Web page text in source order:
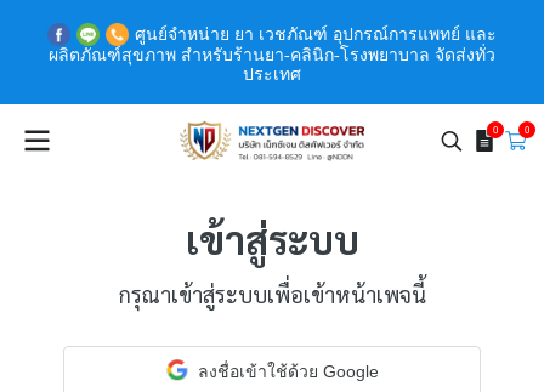
ศูนย์จำหน่าย ยา เวชภัณฑ์ อุปกรณ์การแพทย์ และ
ผลิตภัณฑ์สุขภาพ สำหรับร้านยา-คลินิก-โรงพยาบาล จัดส่งทั่ว
ประเทศ
0 0
เข้าสู่ระบบ
กรุณาเข้าสู่ระบบเพื่อเข้าหน้าเพจนี้
ลงชื่อเข้าใช้ด้วย Google